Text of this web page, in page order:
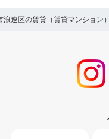
浪速区の賃貸（賃貸マンション